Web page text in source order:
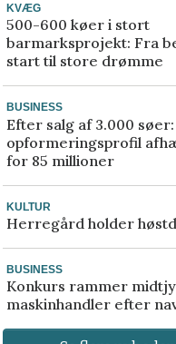
KVÆG
500-600 køer i stort
barmarksprojekt: Fra
start til store drømme
BUSINESS
Efter salg af 3.000
opformeringsprofil
for 85 millioner
KULTUR
Herregård holder
BUSINESS
Konkurs rammer
maskinhandler efter